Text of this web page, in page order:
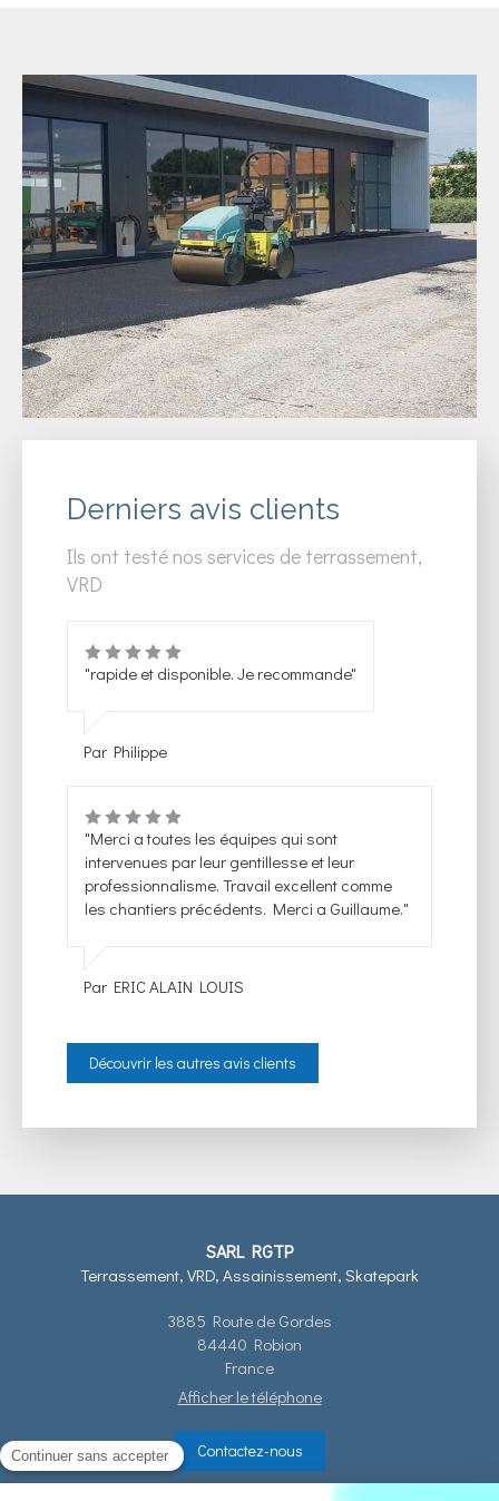
Derniers avis clients
Ils ont testé nos services de terrassement,
VRD
"rapide et disponible. Je recommande"
Par Philippe
"Merci a toutes les équipes qui sont
intervenues par leur gentillesse et leur
professionnalisme. Travail excellent comme
les chantiers précédents. Merci a Guillaume."
Par ERIC ALAIN LOUIS
Découvrir les autres avis clients
SARL RGTP
Terrassement, VRD, Assainissement, Skatepark
3885 Route de Gordes
84440 Robion
France
Afficher le téléphone
Contactez-nous